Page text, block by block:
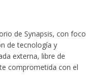
de Synapsis, con foco
de tecnología y
externa, libre de
comprometida con el